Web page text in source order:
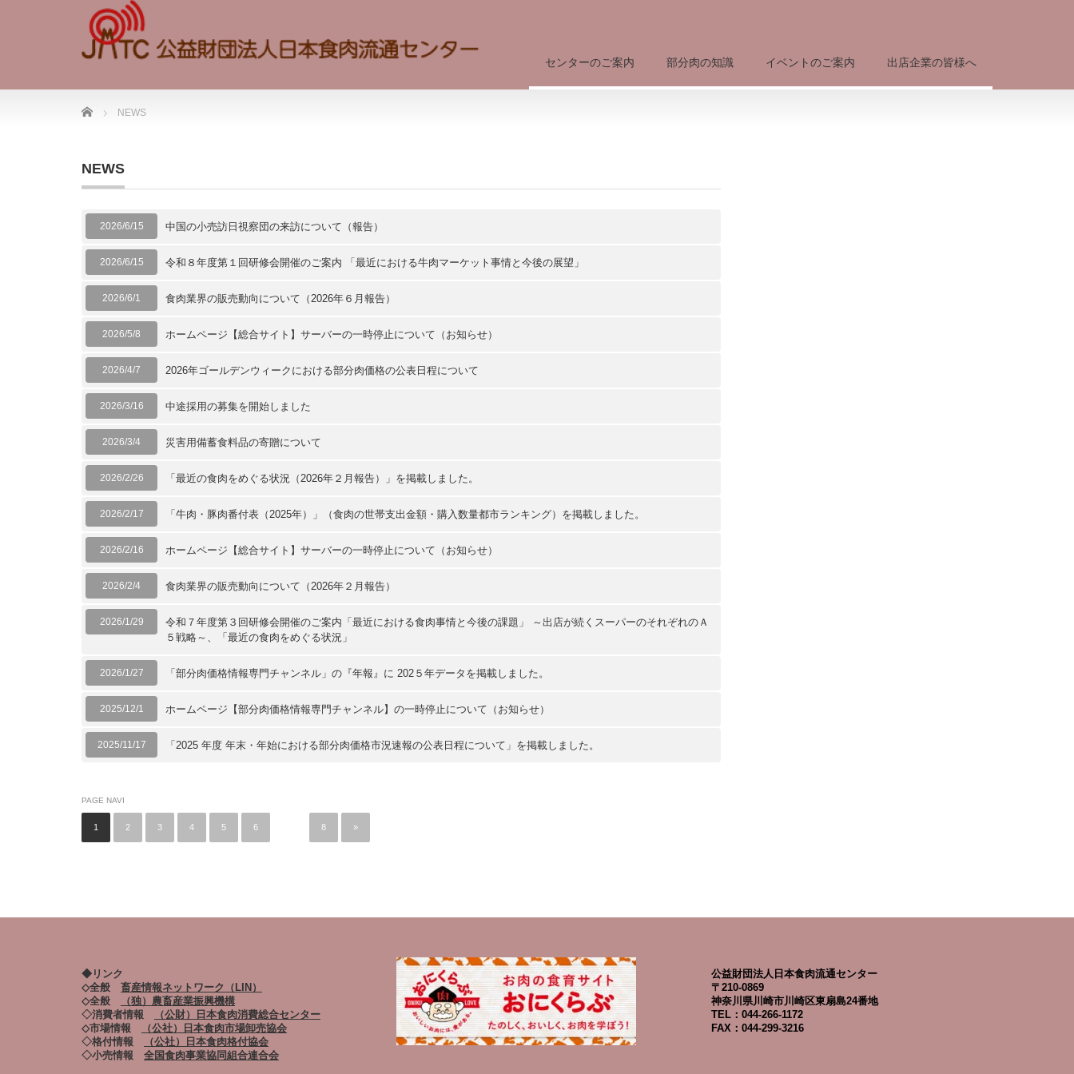
センターのご案内 部分肉の知識 イベントのご案内 出店企業の皆様へ
Home NEWS
NEWS
2026/6/15 中国の小売訪日視察団の来訪について（報告）
2026/6/15 令和８年度第１回研修会開催のご案内 「最近における牛肉マーケット事情と今後の展望」
2026/6/1 食肉業界の販売動向について（2026年６月報告）
2026/5/8 ホームページ【総合サイト】サーバーの一時停止について（お知らせ）
2026/4/7 2026年ゴールデンウィークにおける部分肉価格の公表日程について
2026/3/16 中途採用の募集を開始しました
2026/3/4 災害用備蓄食料品の寄贈について
2026/2/26 「最近の食肉をめぐる状況（2026年２月報告）」を掲載しました。
2026/2/17 「牛肉・豚肉番付表（2025年）」（食肉の世帯支出金額・購入数量都市ランキング）を掲載しました。
2026/2/16 ホームページ【総合サイト】サーバーの一時停止について（お知らせ）
2026/2/4 食肉業界の販売動向について（2026年２月報告）
2026/1/29
令和７年度第３回研修会開催のご案内「最近における食肉事情と今後の課題」 ～出店が続くスーパーのそれぞれのＡ
５戦略～、「最近の食肉をめぐる状況」
2026/1/27 「部分肉価格情報専門チャンネル」の『年報』に 202５年データを掲載しました。
2025/12/1 ホームページ【部分肉価格情報専門チャンネル】の一時停止について（お知らせ）
2025/11/17 「2025 年度 年末・年始における部分肉価格市況速報の公表日程について」を掲載しました。
PAGE NAVI
1 2 3 4 5 6 8 »
◆リンク
◇全般 畜産情報ネットワーク（LIN）
◇全般
（独）農畜産業振興機構
◇消費者情報
（公財）日本食肉消費総合センター
◇市場情報
（公社）日本食肉市場卸売協会
◇格付情報
（公社）日本食肉格付協会
◇小売情報 全国食肉事業協同組合連合会
公益財団法人日本食肉流通センター
〒210-0869
神奈川県川崎市川崎区東扇島24番地
TEL：044-266-1172
FAX：044-299-3216